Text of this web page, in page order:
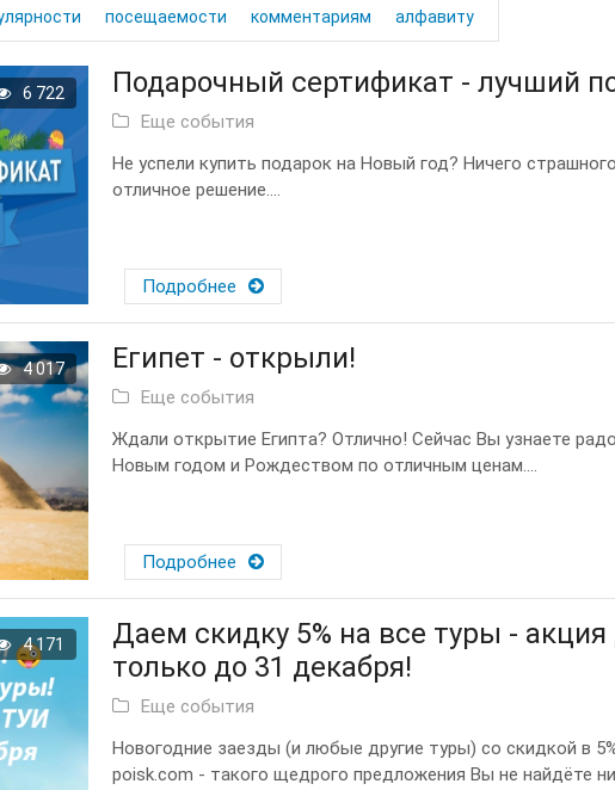
посещаемости комментариям алфавиту
6 722 Подарочный сертификат - лучший
Еще события
Не успели купить подарок на Новый год? Ничего
отличное решение....
Подробнее
4 017 Египет - открыли!
Еще события
Ждали открытие Египта? Отлично! Сейчас Вы узнаете
Новым годом и Рождеством по отличным ценам....
Подробнее
4 171
Даем скидку 5% на все туры - акция
только до 31 декабря!
Еще события
Новогодние заезды (и любые другие туры) со скидкой в
poisk.com - такого щедрого предложения Вы не найдёте